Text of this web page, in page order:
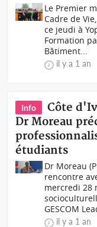
Le Premier
Cadre de
ce jeudi à
Formation
Bâtiment...
il y a 1 an
Info
Côte
Dr Moreau
étudiants
Dr Moreau
rencontre
mercredi 28
GESCOM
il y a 1 an